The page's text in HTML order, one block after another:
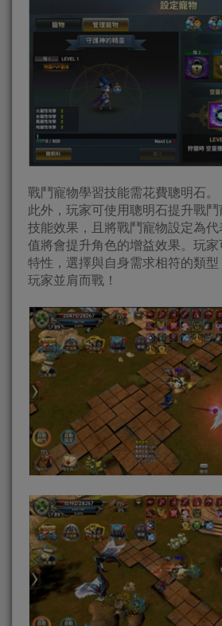
戰鬥寵物學習技能需花費聰明石。
此外，玩家可使用聰明石提升戰
技能效果，且將戰鬥寵物設定為
值將會提升角色的增益效果。玩
特性，選擇與自身需求相符的類
玩家並肩而戰！